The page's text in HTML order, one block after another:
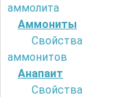
аммолита
Аммониты
Свойства
аммонитов
Анапаит
Свойства